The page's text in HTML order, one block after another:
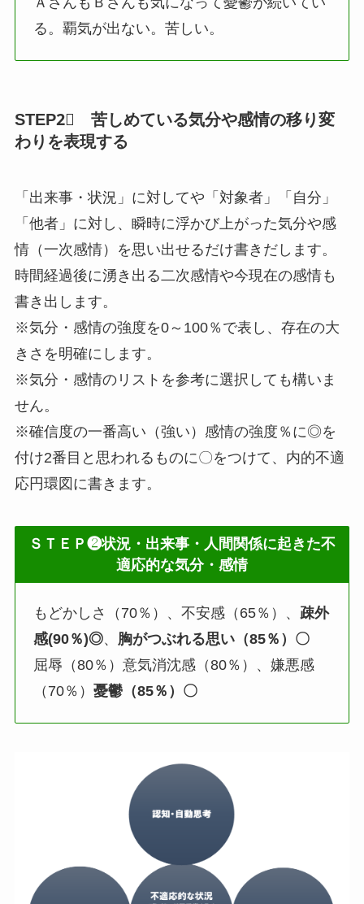
る。覇気が出ない。苦しい。
STEP2⃣ 苦しめている気分や感情の移り変
わりを表現する
「出来事・状況」に対してや「対象者」「自分」
「他者」に対し、瞬時に浮かび上がった気分や感
情（一次感情）を思い出せるだけ書きだします。
時間経過後に湧き出る二次感情や今現在の感情も
書き出します。
※気分・感情の強度を0～100％で表し、存在の大
きさを明確にします。
※気分・感情のリストを参考に選択しても構いま
せん。
※確信度の一番高い（強い）感情の強度％に◎を
付け2番目と思われるものに〇をつけて、内的不適
応円環図に書きます。
ＳＴＥＰ❷状況・出来事・人間関係に起きた不
適応的な気分・感情
もどかしさ（70％）、不安感（65％）、疎外
感(90％)◎、 胸がつぶれる思い（85％）〇
屈辱（80％）意気消沈感（80％）、嫌悪感
（70％）憂鬱（85％）〇